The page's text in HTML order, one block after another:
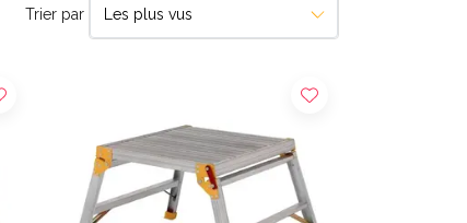
Trier par